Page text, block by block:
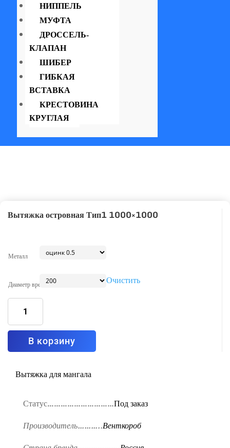
НИППЕЛЬ
МУФТА
ДРОССЕЛЬ-
КЛАПАН
ШИБЕР
ГИБКАЯ
ВСТАВКА
КРЕСТОВИНА
КРУГЛАЯ
Вытяжка островная Тип1 1000×1000
Металл
Диаметр врезки Очистить
Количество
Вытяжка
Тип1
1000x1000
В корзину
Вытяжка для мангала
Статус…………………………Под заказ
Производитель………..Венткороб